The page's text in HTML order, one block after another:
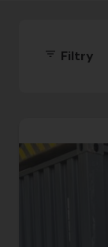
filter_list Filtry